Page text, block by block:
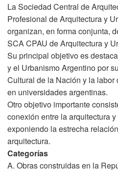
La Sociedad Central de
Profesional de Arquitectura y
organizan, en forma conjunta,
SCA CPAU de Arquitectura y
Su principal objetivo es
y el Urbanismo Argentino por
Cultural de la Nación y la
en universidades argentinas.
Otro objetivo importante
conexión entre la arquitectura
exponiendo la estrecha
arquitectura.
Categorías
A. Obras construidas en la